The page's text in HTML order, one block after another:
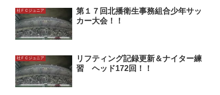
社ＦＣジュニア
第１７回北播衛生事務組合少年サッ
カー大会！！
社ＦＣジュニア
リフティング記録更新＆ナイター練
習 ヘッド172回！！